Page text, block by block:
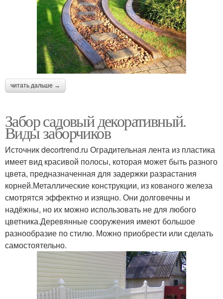
читать дальше →
Забор садовый декоративный.
Виды заборчиков
Источник decortrend.ru Оградительная лента из пластика
имеет вид красивой полосы, которая может быть разного
цвета, предназначенная для задержки разрастания
корней.Металлические конструкции, из кованого железа
смотрятся эффектно и изящно. Они долговечны и
надёжны, но их можно использовать не для любого
цветника.Деревянные сооружения имеют большое
разнообразие по стилю. Можно приобрести или сделать
самостоятельно.